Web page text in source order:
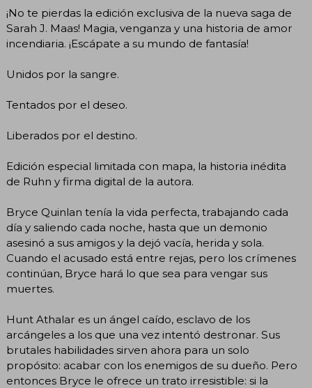
¡No te pierdas la edición exclusiva de la nueva saga de
Sarah J. Maas! Magia, venganza y una historia de amor
incendiaria. ¡Escápate a su mundo de fantasía!
Unidos por la sangre.
Tentados por el deseo.
Liberados por el destino.
Edición especial limitada con mapa, la historia inédita
de Ruhn y firma digital de la autora.
Bryce Quinlan tenía la vida perfecta, trabajando cada
día y saliendo cada noche, hasta que un demonio
asesinó a sus amigos y la dejó vacía, herida y sola.
Cuando el acusado está entre rejas, pero los crímenes
continúan, Bryce hará lo que sea para vengar sus
muertes.
Hunt Athalar es un ángel caído, esclavo de los
arcángeles a los que una vez intentó destronar. Sus
brutales habilidades sirven ahora para un solo
propósito: acabar con los enemigos de su dueño. Pero
entonces Bryce le ofrece un trato irresistible: si la